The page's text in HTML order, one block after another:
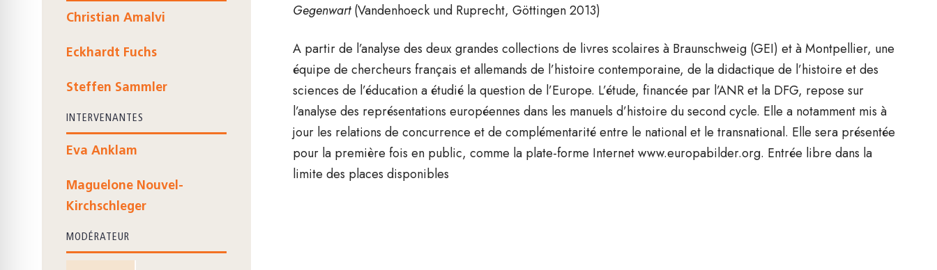
Gegenwart(Vandenhoeck und Ruprecht, Göttingen 2013)
A partir de l’analyse des deux grandes collections de livres scolaires à Braunschweig (GEI) et à Montpellier, une
équipe de chercheurs français et allemands de l’histoire contemporaine, de la didactique de l’histoire et des
sciences de l’éducation a étudié la question de l’Europe. L’étude, financée par l’ANR et la DFG, repose sur
l’analyse des représentations européennes dans les manuels d’histoire du second cycle. Elle a notamment mis à
jour les relations de concurrence et de complémentarité entre le national et le transnational. Elle sera présentée
pour la première fois en public, comme la plate-forme Internet www.europabilder.org. Entrée libre dans la
limite des places disponibles
Christian Amalvi
Eckhardt Fuchs
Steffen Sammler
INTERVENANTES
Eva Anklam
Maguelone Nouvel-
Kirchschleger
MODÉRATEUR